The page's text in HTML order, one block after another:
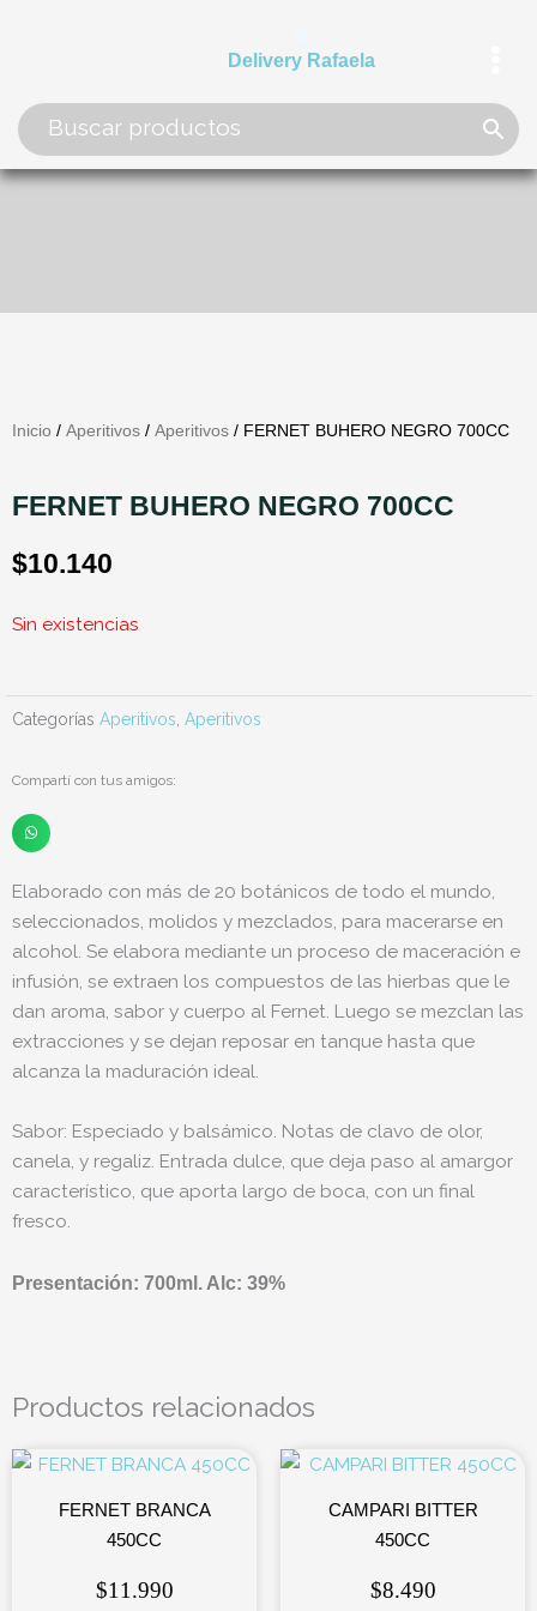
Delivery Rafaela
Inicio / Aperitivos / Aperitivos / FERNET BUHERO NEGRO 700CC
FERNET BUHERO NEGRO 700CC
$10.140
Sin existencias
Categorías Aperitivos Aperitivos
Compartí con tus amigos:
Elaborado con más de 20 botánicos de todo el mundo,
seleccionados, molidos y mezclados, para macerarse en
alcohol. Se elabora mediante un proceso de maceración e
infusión, se extraen los compuestos de las hierbas que le
dan aroma, sabor y cuerpo al Fernet. Luego se mezclan las
extracciones y se dejan reposar en tanque hasta que
alcanza la maduración ideal.
Sabor: Especiado y balsámico. Notas de clavo de olor,
canela, y regaliz. Entrada dulce, que deja paso al amargor
característico, que aporta largo de boca, con un final
fresco.
Presentación: 700ml. Alc: 39%
Productos relacionados
FERNET BRANCA
450CC
$11.990
CAMPARI BITTER
450CC
$8.490